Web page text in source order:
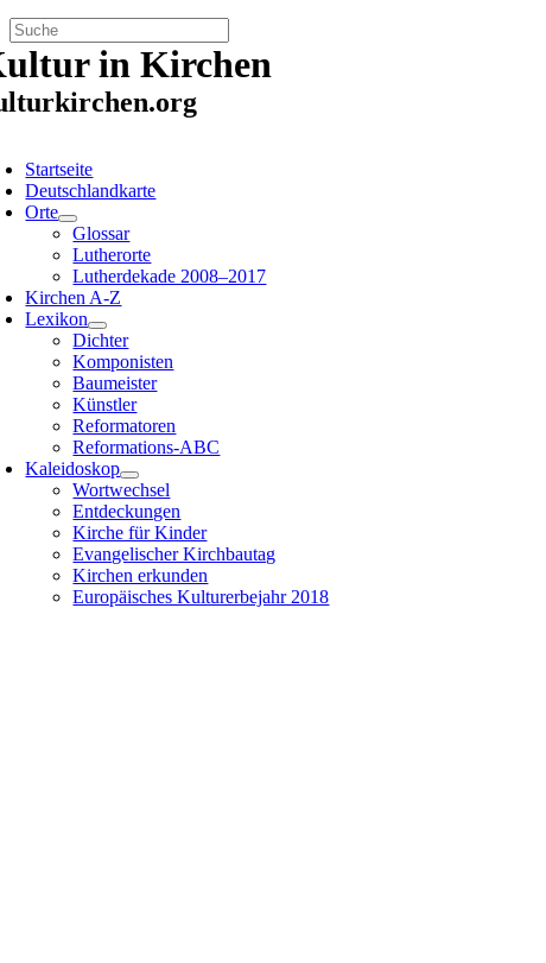
Zum
Inhalt
springen
in Kirchen
Startseite
Deutschlandkarte
Orte
Glossar
Lutherorte
Lutherdekade 2008–2017
Kirchen A-Z
Lexikon
Dichter
Komponisten
Baumeister
Künstler
Reformatoren
Reformations-ABC
Kaleidoskop
Wortwechsel
Entdeckungen
Kirche für Kinder
Evangelischer Kirchbautag
Kirchen erkunden
Europäisches Kulturerbejahr 2018